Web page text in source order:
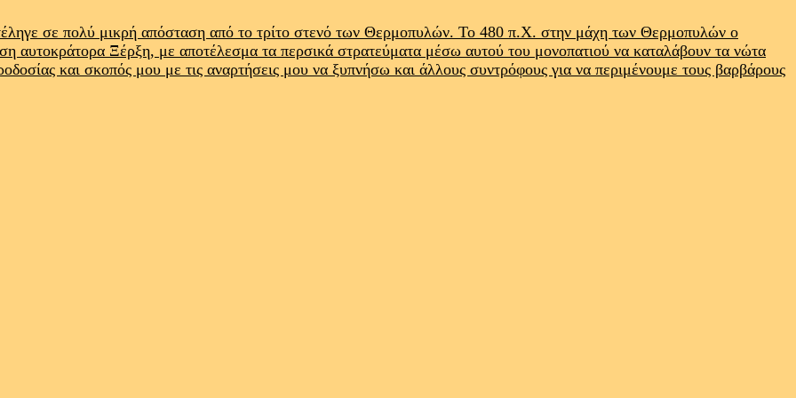
σε πολύ μικρή απόσταση από το τρίτο στενό των Θερμοπυλών. Το 480 π.Χ. στην μάχη των Θερμοπυλών ο
αυτοκράτορα Ξέρξη, με αποτέλεσμα τα περσικά στρατεύματα μέσω αυτού του μονοπατιού να καταλάβουν τα νώτα
και σκοπός μου με τις αναρτήσεις μου να ξυπνήσω και άλλους συντρόφους για να περιμένουμε τους βαρβάρους